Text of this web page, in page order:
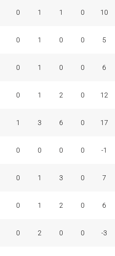
0 1 1 0 10
0 1 0 0 5
0 1 0 0 6
0 1 2 0 12
1 3 6 0 17
0 0 0 0 -1
0 1 3 0 7
0 1 2 0 6
0 2 0 0 -3